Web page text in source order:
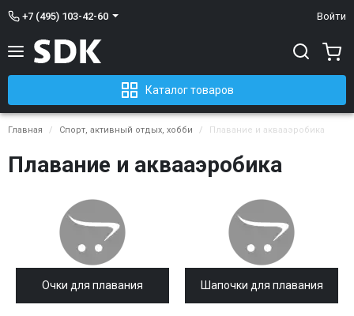
+7 (495) 103-42-60 Войти
Каталог товаров
Главная Спорт, активный отдых, хобби Плавание и аквааэробика
Плавание и аквааэробика
Очки для плавания Шапочки для плавания